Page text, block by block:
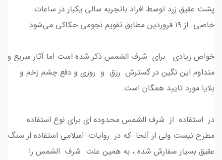
پشت عقیق زرد توسط افراد باتجربه سالی یکبار در ساعات
خاصی از ۱۹ فروردین مطابق تقویم‌ نجومی حکاکی می‌شود.
خواص زیادی برای شرف الشمس ذکر شده است اما آثار سریع و
متداوم این نگین در گسترش رزق و روزی و دفع چشم زخم و
بلایا مورد تایید همگان است.
در استفاده از شرف الشمس محدوده ای برای نوع استفاده
مطرح نیست ولی از آنجا که در روایات اسلامی استفاده از سنگ
عقیق بسیار سفارش شده ، به همین علت شرف الشمس را